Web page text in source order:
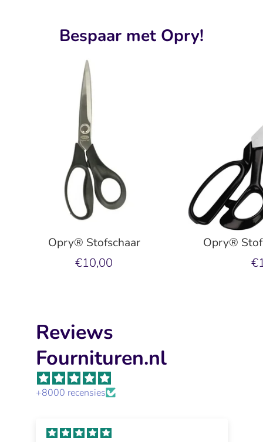
Bespaar met Opry!
Opry® Stofschaar
€10,00
Opry®
Reviews
Fournituren.nl
+8000 recensies